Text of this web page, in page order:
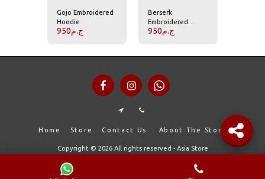
Gojo Embroidered
Hoodie
ج.م950
Berserk
Embroidered
Hoodie
ج.م950
Home Store Contact Us About The Store
Copyright © 2026 All rights reserved - Asia Store